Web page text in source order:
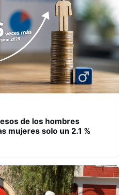
de los hombres
mujeres solo un 2.1 %